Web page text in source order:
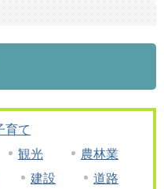
育て
観光
農林業
建設
道路